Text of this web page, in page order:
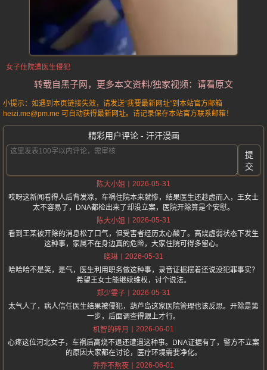
女子住院遭医生侵犯
转载自黑子网，更多本文资料/独家视频：请看原文
小提示：如遇到本页链接失效，请发送“我要最新网址”到本站官方邮箱
heizi.me@pm.me 可自动获得最新网址。请记录保存本站官方联系邮箱！
精彩用户评论 - 汗汗漫画
提
交
陈大小姐
2026-05-31
哎呀这新闻看得人后背发凉，车祸住院本来就惨，结果医生还趁虚而入，王女士
太不容易了，DNA都检出来了却没立案，医院开除算是个安慰。
陈大小姐
2026-05-31
看到王某被开除的消息松了口气，但受害者经历太心酸了。高烧虚弱状态下发生
这种事，家属不在身边真的危险，大家住院可得多留心。
晓琳
2026-05-31
哈哈哈不是笑，是气，医生利用职务做这种事，录音证据摆着还说没犯罪事实？
希望王女士能继续维权，讨个说法。
郑少雯子
2026-05-31
太气人了，病人信任医生结果被侵犯，葫芦岛这家医院管理也该反思。开除是第
一步，后面调查得跟上才行。
机智的碎月
2026-06-01
心疼这位河北女子，车祸后高烧不退还遭遇这种事。DNA证据有了，警方不立案
的原因大家都在讨论，医疗环境需要净化。
乔乔不熬夜
2026-06-01